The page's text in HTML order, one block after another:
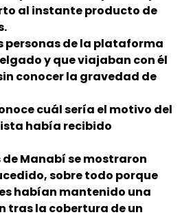
al instante producto de
personas de la plataforma
y que viajaban con él
conocer la gravedad de
cuál sería el motivo del
había recibido
Manabí se mostraron
sobre todo porque
habían mantenido una
tras la cobertura de un